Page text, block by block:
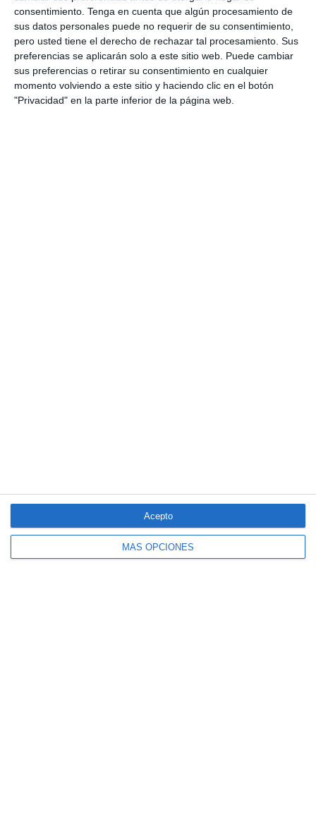
consentimiento. Tenga en cuenta que algún procesamiento de
sus datos personales puede no requerir de su consentimiento,
pero usted tiene el derecho de rechazar tal procesamiento. Sus
preferencias se aplicarán solo a este sitio web. Puede cambiar
sus preferencias o retirar su consentimiento en cualquier
momento volviendo a este sitio y haciendo clic en el botón
"Privacidad" en la parte inferior de la página web.
MÁS OPCIONES
Acepto
mantiene sus previsiones para 2026
Allianz gana un 15,5% más en el semestre y confirma sus
objetivos para 2026
Generali dispara un 51,4% el beneficio operativo del negocio de
No Vida en España en el semestre
AXA XL adquiere S-RM, consultora especializada en inteligencia
corporativa y ciberseguridad
forestales